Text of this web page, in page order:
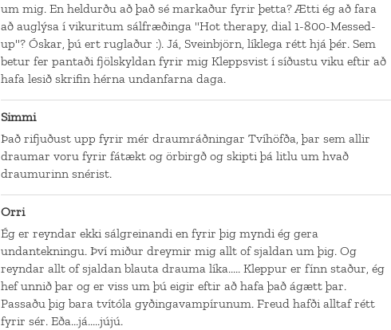
um mig. En heldurðu að það sé markaður fyrir þetta? Ætti ég að fara
að auglýsa í vikuritum sálfræðinga "Hot therapy, dial 1-800-Messed-
up"? Óskar, þú ert ruglaður :). Já, Sveinbjörn, líklega rétt hjá þér. Sem
betur fer pantaði fjölskyldan fyrir mig Kleppsvist í síðustu viku eftir að
hafa lesið skrifin hérna undanfarna daga.
Simmi
Það rifjuðust upp fyrir mér draumráðningar Tvíhöfða, þar sem allir
draumar voru fyrir fátækt og örbirgð og skipti þá litlu um hvað
draumurinn snérist.
Orri
Ég er reyndar ekki sálgreinandi en fyrir þig myndi ég gera
undantekningu. Því miður dreymir mig allt of sjaldan um þig. Og
reyndar allt of sjaldan blauta drauma líka..... Kleppur er fínn staður, ég
hef unnið þar og er viss um þú eigir eftir að hafa það ágætt þar.
Passaðu þig bara tvítóla gyðingavampírunum. Freud hafði alltaf rétt
fyrir sér. Eða...já.....jújú.